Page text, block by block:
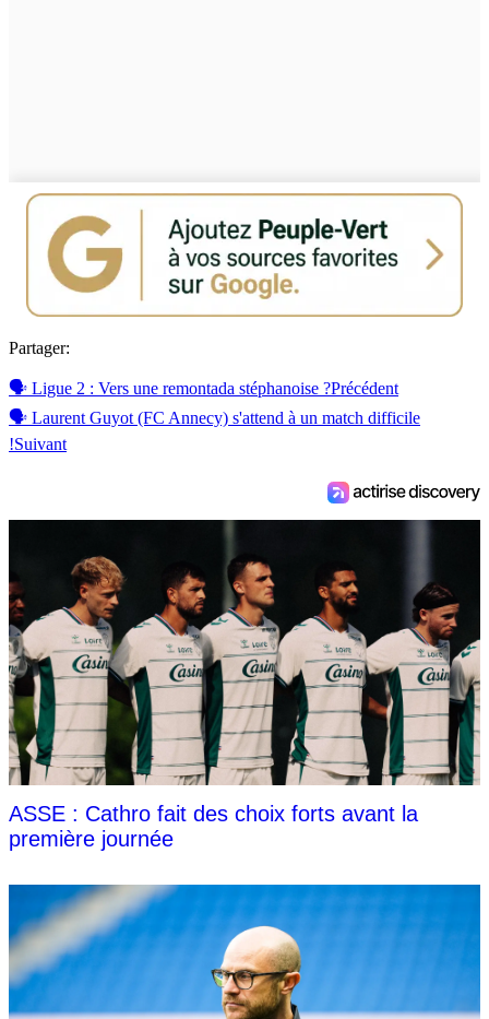
Partager:
🗣 Ligue 2 : Vers une remontada stéphanoise ?Précédent
🗣 Laurent Guyot (FC Annecy) s'attend à un match difficile
!Suivant
ASSE : Cathro fait des choix forts avant la
première journée